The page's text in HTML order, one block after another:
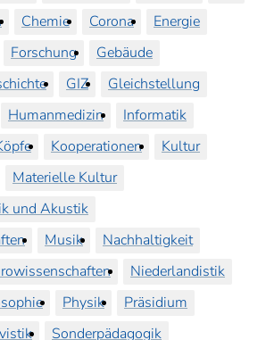
Chemie Corona
Energie
Forschung
Gebäude
GIZ
Gleichstellung
Humanmedizin
Informatik
Kooperationen
Kultur
Materielle Kultur
und Akustik
Musik
Nachhaltigkeit
Niederlandistik
Physik
Präsidium
Sonderpädagogik